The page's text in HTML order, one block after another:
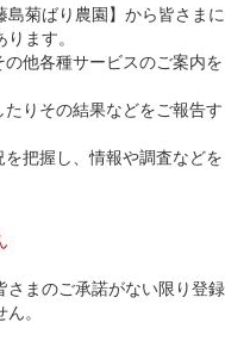
菊ばり農園】から皆さまに
ます。
他各種サービスのご案内を
りその結果などをご報告す
把握し、情報や調査などを
まのご承諾がない限り登録
。